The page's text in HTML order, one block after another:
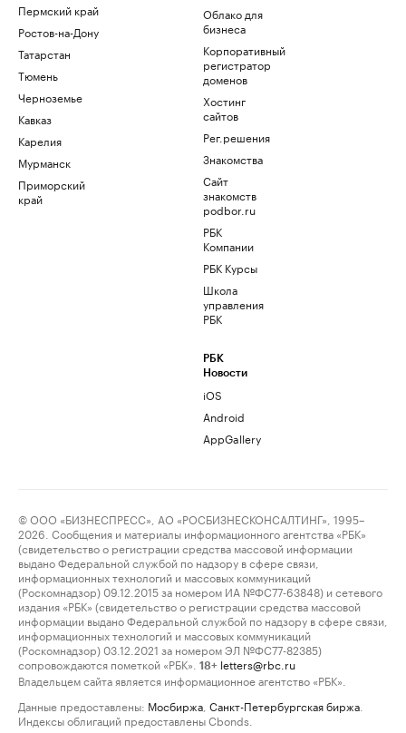
Пермский край
Ростов-на-Дону
Татарстан
Тюмень
Черноземье
Кавказ
Карелия
Мурманск
Приморский
край
Облако для
бизнеса
Корпоративный
регистратор
доменов
Хостинг
сайтов
Рег.решения
Знакомства
Сайт
знакомств
podbor.ru
РБК
Компании
РБК Курсы
Школа
управления
РБК
РБК
Новости
iOS
Android
AppGallery
© ООО «БИЗНЕСПРЕСС», АО «РОСБИЗНЕСКОНСАЛТИНГ», 1995–
2026. Сообщения и материалы информационного агентства «РБК»
(свидетельство о регистрации средства массовой информации
выдано Федеральной службой по надзору в сфере связи,
информационных технологий и массовых коммуникаций
(Роскомнадзор) 09.12.2015 за номером ИА №ФС77-63848) и сетевого
издания «РБК» (свидетельство о регистрации средства массовой
информации выдано Федеральной службой по надзору в сфере связи,
информационных технологий и массовых коммуникаций
(Роскомнадзор) 03.12.2021 за номером ЭЛ №ФС77-82385)
сопровождаются пометкой «РБК».
18+ letters@rbc.ru
Владельцем сайта является информационное агентство «РБК».
Данные предоставлены: Мосбиржа Санкт-Петербургская биржа
Индексы облигаций предоставлены Cbonds.